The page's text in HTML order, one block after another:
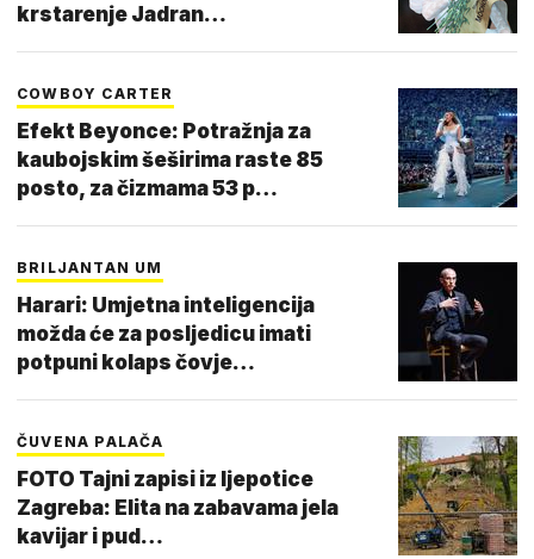
krstarenje Jadran…
COWBOY CARTER
Efekt Beyonce: Potražnja za
kaubojskim šeširima raste 85
posto, za čizmama 53 p…
BRILJANTAN UM
Harari: Umjetna inteligencija
možda će za posljedicu imati
potpuni kolaps čovje…
ČUVENA PALAČA
FOTO Tajni zapisi iz ljepotice
Zagreba: Elita na zabavama jela
kavijar i pud…